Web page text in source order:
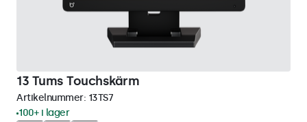
13 Tums Touchskärm
Artikelnummer: 13TS7
100+ i lager